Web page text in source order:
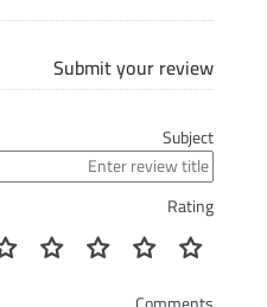
Submit your review
Subject
Rating